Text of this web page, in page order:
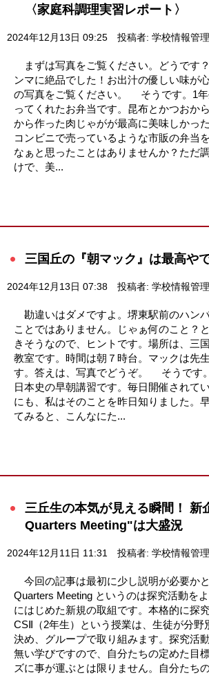
〈家庭科調理実習レポート〉
2024年12月13日 09:25 投稿者: 学校情報管
まずは写真をご覧ください。どうです
ンマに絶品でした！お出汁の優しい味が
の写真をご覧ください。 そうです。1
ってくれたお弁当です。昆布とかつおか
から作った肉じゃがが最高に美味しかっ
コンビニで売っているような市販の弁当
なぁと思ったことはありませんか？ただ
けで、美...
三国丘の『朝マック』は最高や
2024年12月13日 07:38 投稿者: 学校情報管
勘違いはダメですよ。堺東駅前のハン
ことではありません。じゃぁ何のこと？
きそうなので、ヒントです。場所は、三
教室です。時間は朝７時台。マックは先
す。答えは、写真でどうぞ。 そうです
日本史の早朝講習です。毎日開催されて
にも、私はそのことを昨日知りました。
てみると、こんなにた...
三丘生の本気が見える瞬間！ 新
Quarters Meeting"は大盛況
2024年12月11日 11:31 投稿者: 学校情報管
今回の記事は最初に少し説明が必要か
Quarters Meeting というのは探究活動を
にはじめた新規の取組です。本格的に探
CSⅡ（2年生）という授業は、生徒が分野
決め、グループで取り組みます。探究活
無い学びですので、自分たちの定めた目
ズに事が運ぶとは限りません。自分たち